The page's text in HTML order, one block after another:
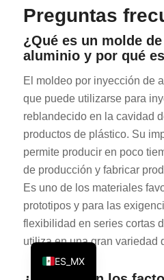
Preguntas
¿Qué es un molde
aluminio y por qué
El moldeo por inyección de
que puede utilizarse para
reblandecido en la cavidad
productos de plástico. Su
permite producir en poco
de producción y fabricar
Es uno de los materiales
prototipos y para las
flexibilidad en series cortas
utiliza en una gran variedad
ES_MX
EN
FR
DE
RU
PL
TR
AR
ES
JA